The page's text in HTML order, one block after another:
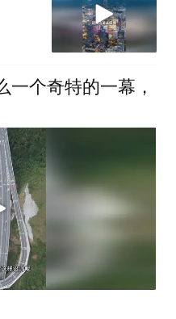
一个奇特的一幕，